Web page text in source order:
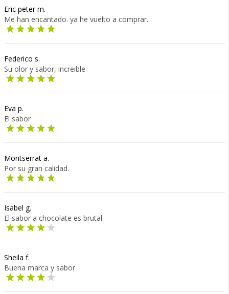
Eric peter m.
Me han encantado. ya he vuelto a comprar.
Federico s.
Su olor y sabor, increible
Eva p.
El sabor
Montserrat a.
Por su gran calidad.
Isabel g.
El sabor a chocolate es brutal
Sheila f.
Buena marca y sabor